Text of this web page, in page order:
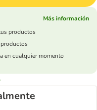
Más información
productos
en cualquier momento